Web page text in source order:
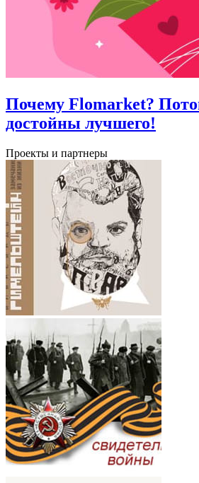
Почему Flomarket?
достойны лучшего!
Проекты и партнеры